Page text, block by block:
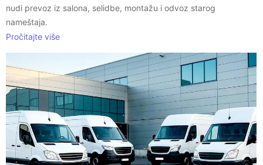
nudi prevoz iz salona, selidbe, montažu i odvoz starog
nameštaja.
Pročitajte više